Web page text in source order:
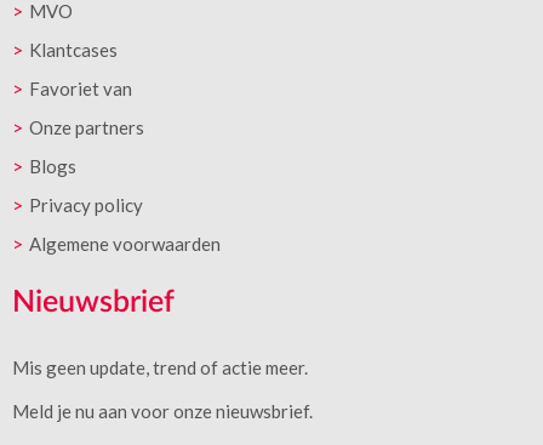
MVO
Klantcases
Favoriet van
Onze partners
Blogs
Privacy policy
Algemene voorwaarden
Nieuwsbrief
Mis geen update, trend of actie meer.
Meld je nu aan voor onze nieuwsbrief.